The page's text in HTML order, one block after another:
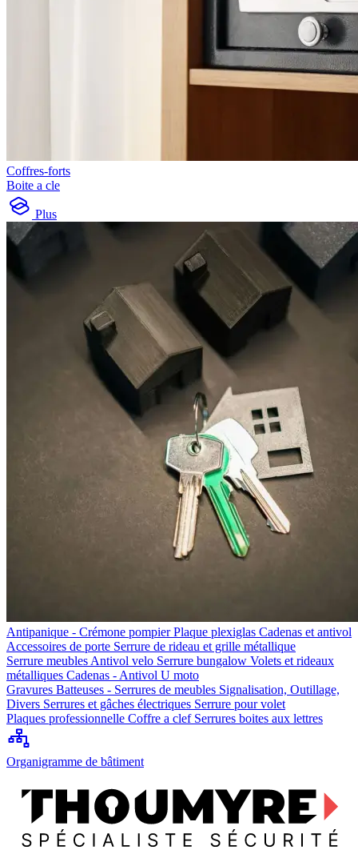
Coffres-forts
Boite a cle
Plus
Antipanique - Crémone pompierPlaque plexiglas Cadenas et antivol
Accessoires de porte Serrure de rideau et grille métallique
Serrure meubles Antivol velo Serrure bungalow Volets et rideaux
métalliques Cadenas - Antivol U moto
Gravures Batteuses - Serrures de meubles Signalisation, Outillage,
Divers Serrures et gâches électriques Serrure pour volet
Plaques professionnelle Coffre a clef Serrures boites aux lettres
Organigramme de bâtiment